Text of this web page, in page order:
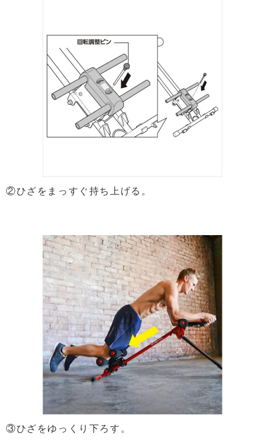
②ひざをまっすぐ持ち上げる。
③ひざをゆっくり下ろす。